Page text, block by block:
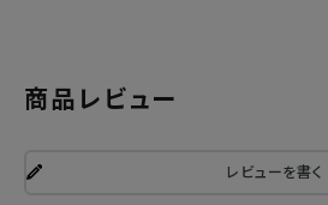
商品レビュー
レビューを書く